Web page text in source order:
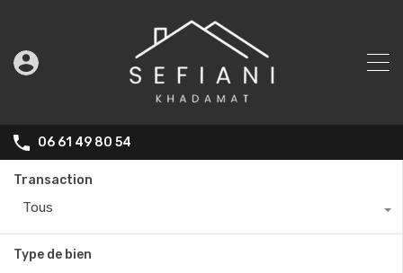
06 61 49 80 54
Transaction
Tous
Type de bien